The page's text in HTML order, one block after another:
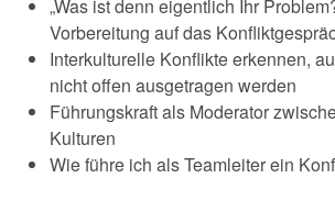
„Was ist denn eigentlich Ihr
Vorbereitung auf das
Interkulturelle Konflikte erkennen,
nicht offen ausgetragen werden
Führungskraft als Moderator
Kulturen
Wie führe ich als Teamleiter ein